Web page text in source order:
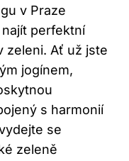
v Praze
perfektní
zeleni. Ať už jste
jogínem,
s harmonií
se
zeleně